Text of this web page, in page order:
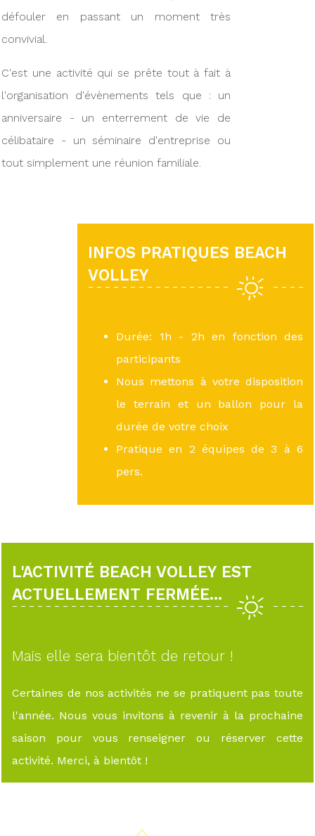
défouler en passant un moment très
convivial.
C'est une activité qui se prête tout à fait à
l'organisation d'évènements tels que : un
anniversaire - un enterrement de vie de
célibataire - un séminaire d'entreprise ou
tout simplement une réunion familiale.
INFOS PRATIQUES BEACH
VOLLEY
Durée: 1h - 2h en fonction des
participants
Nous mettons à votre disposition
le terrain et un ballon pour la
durée de votre choix
Pratique en 2 équipes de 3 à 6
pers.
L'ACTIVITÉ BEACH VOLLEY EST
ACTUELLEMENT FERMÉE...
Mais elle sera bientôt de retour !
Certaines de nos activités ne se pratiquent pas toute
l'année. Nous vous invitons à revenir à la prochaine
saison pour vous renseigner ou réserver cette
activité. Merci, à bientôt !